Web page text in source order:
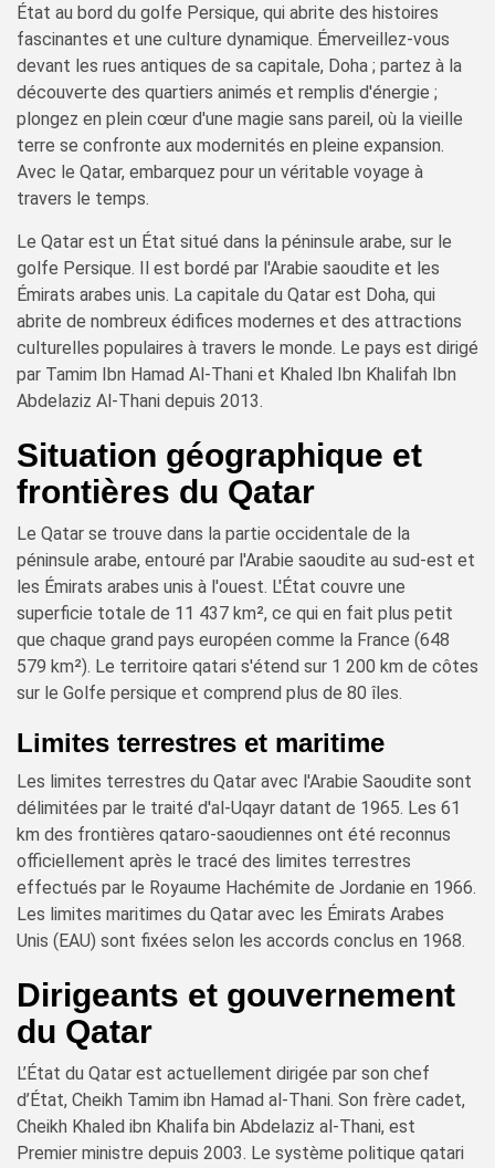
État au bord du golfe Persique, qui abrite des histoires
fascinantes et une culture dynamique. Émerveillez-vous
devant les rues antiques de sa capitale, Doha ; partez à la
découverte des quartiers animés et remplis d'énergie ;
plongez en plein cœur d'une magie sans pareil, où la vieille
terre se confronte aux modernités en pleine expansion.
Avec le Qatar, embarquez pour un véritable voyage à
travers le temps.
Le Qatar est un État situé dans la péninsule arabe, sur le
golfe Persique. Il est bordé par l'Arabie saoudite et les
Émirats arabes unis. La capitale du Qatar est Doha, qui
abrite de nombreux édifices modernes et des attractions
culturelles populaires à travers le monde. Le pays est dirigé
par Tamim Ibn Hamad Al-Thani et Khaled Ibn Khalifah Ibn
Abdelaziz Al-Thani depuis 2013.
Situation géographique et
frontières du Qatar
Le Qatar se trouve dans la partie occidentale de la
péninsule arabe, entouré par l'Arabie saoudite au sud-est et
les Émirats arabes unis à l'ouest. L'État couvre une
superficie totale de 11 437 km², ce qui en fait plus petit
que chaque grand pays européen comme la France (648
579 km²). Le territoire qatari s'étend sur 1 200 km de côtes
sur le Golfe persique et comprend plus de 80 îles.
Limites terrestres et maritime
Les limites terrestres du Qatar avec l'Arabie Saoudite sont
délimitées par le traité d'al-Uqayr datant de 1965. Les 61
km des frontières qataro-saoudiennes ont été reconnus
officiellement après le tracé des limites terrestres
effectués par le Royaume Hachémite de Jordanie en 1966.
Les limites maritimes du Qatar avec les Émirats Arabes
Unis (EAU) sont fixées selon les accords conclus en 1968.
Dirigeants et gouvernement
du Qatar
L’État du Qatar est actuellement dirigée par son chef
d’État, Cheikh Tamim ibn Hamad al-Thani. Son frère cadet,
Cheikh Khaled ibn Khalifa bin Abdelaziz al-Thani, est
Premier ministre depuis 2003. Le système politique qatari